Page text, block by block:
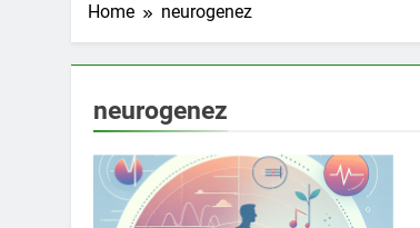
Home neurogenez
neurogenez